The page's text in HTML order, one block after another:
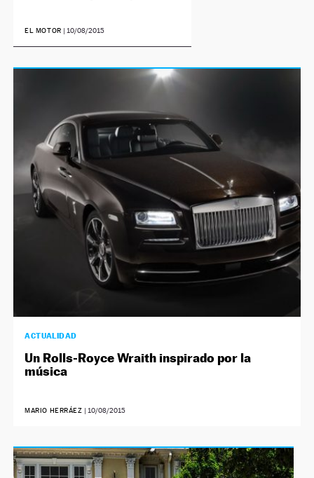
EL MOTOR | 10/08/2015
ACTUALIDAD
Un Rolls-Royce Wraith inspirado por la
música
MARIO HERRÁEZ | 10/08/2015